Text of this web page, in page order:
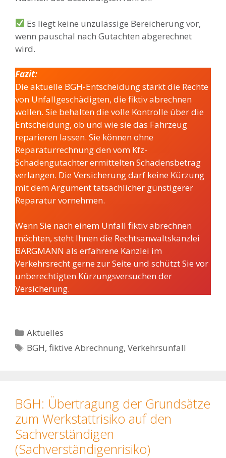
Es liegt keine unzulässige Bereicherung vor,
wenn pauschal nach Gutachten abgerechnet
wird.
Fazit:
Die aktuelle BGH-Entscheidung stärkt die Rechte
von Unfallgeschädigten, die fiktiv abrechnen
wollen. Sie behalten die volle Kontrolle über die
Entscheidung, ob und wie sie das Fahrzeug
reparieren lassen. Sie können ohne
Reparaturrechnung den vom Kfz-
Schadengutachter ermittelten Schadensbetrag
verlangen. Die Versicherung darf keine Kürzung
mit dem Argument tatsächlicher günstigerer
Reparatur vornehmen.
Wenn Sie nach einem Unfall fiktiv abrechnen
möchten, steht Ihnen die Rechtsanwaltskanzlei
BARGMANN als erfahrene Kanzlei im
Verkehrsrecht gerne zur Seite und schützt Sie vor
unberechtigten Kürzungsversuchen der
Versicherung.
Kategorien
Aktuelles
Schlagwörter
BGH,fiktive Abrechnung,Verkehrsunfall
BGH: Übertragung der Grundsätze
zum Werkstattrisiko auf den
Sachverständigen
(Sachverständigenrisiko)